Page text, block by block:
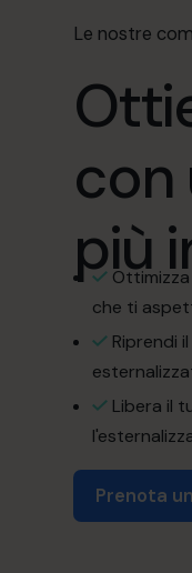
Le nostre
con
più
Ottimizza
che ti
Riprendi
Libera il
Prenota